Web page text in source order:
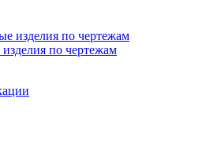
по чертежам